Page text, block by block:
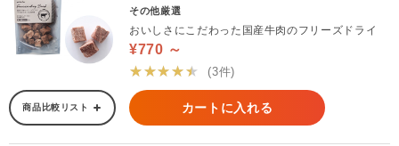
その他厳選
おいしさにこだわった国産牛肉のフリーズドライ
¥770 ～
★★★★★
(3件)
商品比較リスト カートに入れる